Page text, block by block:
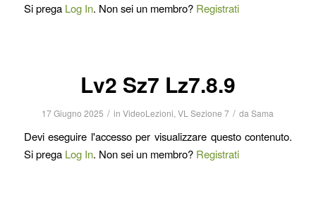
Si prega Log In. Non sei un membro? Registrati
Lv2 Sz7 Lz7.8.9
17 Giugno 2025 / inVideoLezioni,VL Sezione 7 / daSama
Devi eseguire l'accesso per visualizzare questo contenuto.
Si prega Log In. Non sei un membro? Registrati